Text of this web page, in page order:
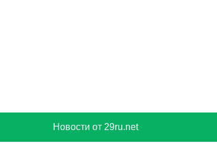
Новости от 29ru.net